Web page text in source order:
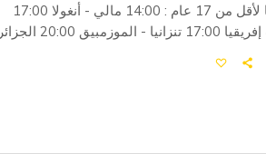
كأس أمم إفريقيا لأقل من 17 عام : 14:00 مالي - أنغولا 17:00
السنغال - جنوب إفريقيا 17:00 تنزانيا - الموزمبيق 20:00 الجزائر
شبيبة القيروان 16:00 إتحاد بن قردان - الترجي الرياضي التونسي